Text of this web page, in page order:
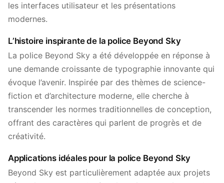
les interfaces utilisateur et les présentations
modernes.
L’histoire inspirante de la police Beyond Sky
La police Beyond Sky a été développée en réponse à
une demande croissante de typographie innovante qui
évoque l’avenir. Inspirée par des thèmes de science-
fiction et d’architecture moderne, elle cherche à
transcender les normes traditionnelles de conception,
offrant des caractères qui parlent de progrès et de
créativité.
Applications idéales pour la police Beyond Sky
Beyond Sky est particulièrement adaptée aux projets